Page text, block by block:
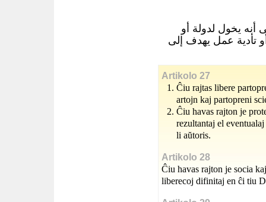
أنه يخول لدولة أو
تأدية عمل يهدف إلى
Artikolo 27
Ĉiu rajtas libere
artojn kaj partopreni
Ĉiu havas rajton je
rezultantaj el
li aŭtoris.
Artikolo 28
Ĉiu havas rajton je socia
liberecoj difinitaj en ĉi tiu